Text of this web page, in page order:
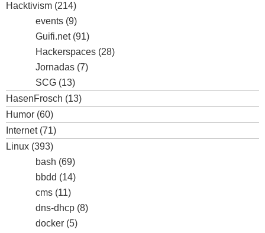
Hacktivism (214)
events (9)
Guifi.net(91)
Hackerspaces (28)
Jornadas (7)
SCG (13)
HasenFrosch (13)
Humor (60)
Internet(71)
Linux (393)
bash (69)
bbdd (14)
cms (11)
dns-dhcp (8)
docker (5)